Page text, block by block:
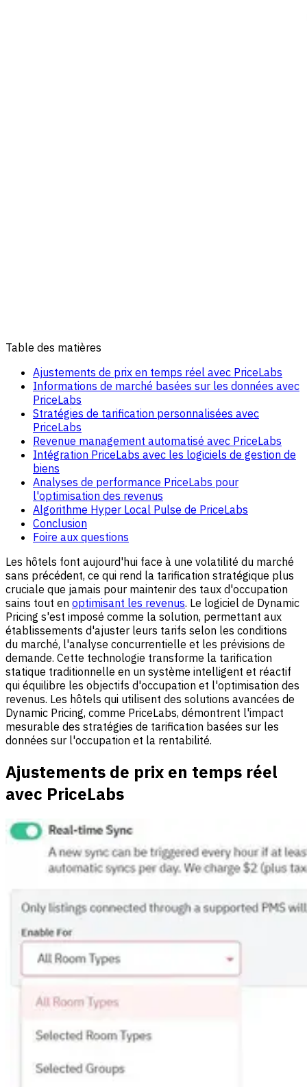
Table des matières
Ajustements de prix en temps réel avec PriceLabs
Informations de marché basées sur les données avec
PriceLabs
Stratégies de tarification personnalisées avec
PriceLabs
Revenue management automatisé avec PriceLabs
Intégration PriceLabs avec les logiciels de gestion de
biens
Analyses de performance PriceLabs pour
l'optimisation des revenus
Algorithme Hyper Local Pulse de PriceLabs
Conclusion
Foire aux questions
Les hôtels font aujourd'hui face à une volatilité du marché
sans précédent, ce qui rend la tarification stratégique plus
cruciale que jamais pour maintenir des taux d'occupation
sains tout en optimisant les revenus. Le logiciel de Dynamic
Pricing s'est imposé comme la solution, permettant aux
établissements d'ajuster leurs tarifs selon les conditions
du marché, l'analyse concurrentielle et les prévisions de
demande. Cette technologie transforme la tarification
statique traditionnelle en un système intelligent et réactif
qui équilibre les objectifs d'occupation et l'optimisation des
revenus. Les hôtels qui utilisent des solutions avancées de
Dynamic Pricing, comme PriceLabs, démontrent l'impact
mesurable des stratégies de tarification basées sur les
données sur l'occupation et la rentabilité.
Ajustements de prix en temps réel
avec PriceLabs